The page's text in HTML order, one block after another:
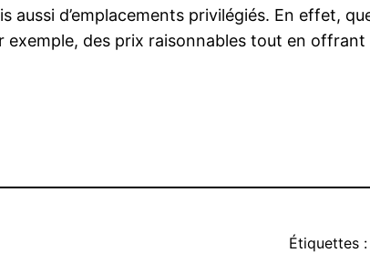
aussi d’emplacements privilégiés. En effet,
des prix raisonnables tout en
Étiquettes :